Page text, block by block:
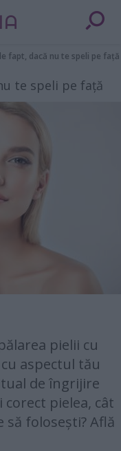
fapt, dacă nu te speli pe față
te speli pe față
pielii cu
aspectul tău
de îngrijire
pielea, cât
să folosești? Află